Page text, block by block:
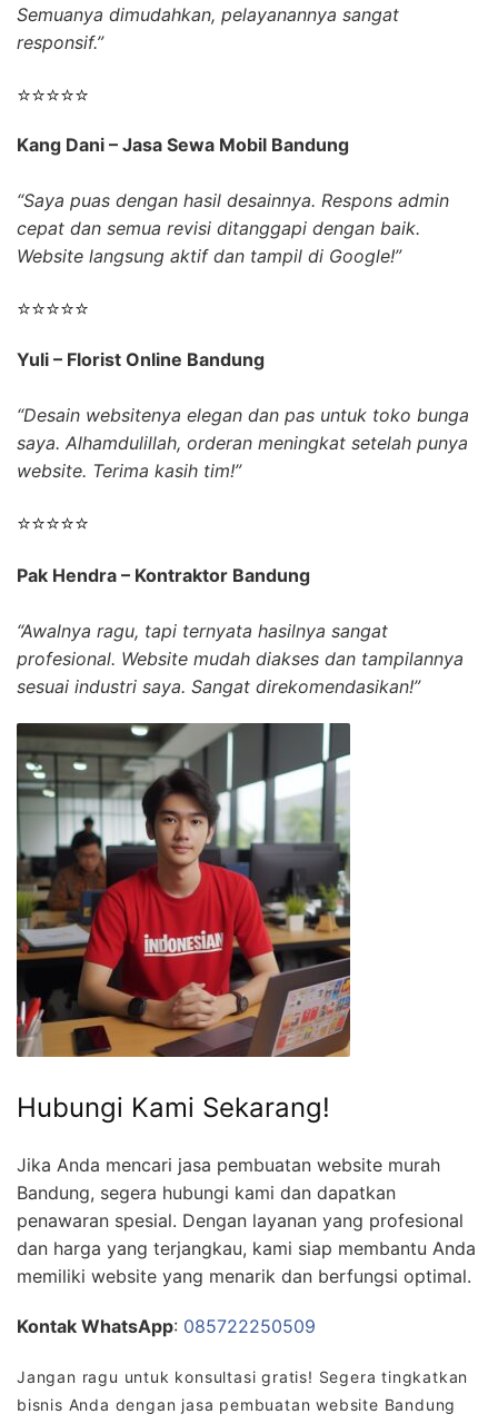
Semuanya dimudahkan, pelayanannya sangat
responsif.”
⭐⭐⭐⭐⭐
Kang Dani – Jasa Sewa Mobil Bandung
“Saya puas dengan hasil desainnya. Respons admin
cepat dan semua revisi ditanggapi dengan baik.
Website langsung aktif dan tampil di Google!”
⭐⭐⭐⭐⭐
Yuli – Florist Online Bandung
“Desain websitenya elegan dan pas untuk toko bunga
saya. Alhamdulillah, orderan meningkat setelah punya
website. Terima kasih tim!”
⭐⭐⭐⭐⭐
Pak Hendra – Kontraktor Bandung
“Awalnya ragu, tapi ternyata hasilnya sangat
profesional. Website mudah diakses dan tampilannya
sesuai industri saya. Sangat direkomendasikan!”
Hubungi Kami Sekarang!
Jika Anda mencari jasa pembuatan website murah
Bandung, segera hubungi kami dan dapatkan
penawaran spesial. Dengan layanan yang profesional
dan harga yang terjangkau, kami siap membantu Anda
memiliki website yang menarik dan berfungsi optimal.
Kontak WhatsApp: 085722250509
Jangan ragu untuk konsultasi gratis! Segera tingkatkan
bisnis Anda dengan jasa pembuatan website Bandung